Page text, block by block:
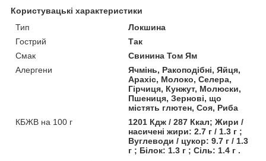
Користувацькi характеристики
Тип
Локшина
Гострий
Так
Смак
Свинина Том Ям
Алергени
Ячмінь, Ракоподібні, Яйця,
Арахіс, Молоко, Селера,
Гірчиця, Кунжут, Молюски,
Пшениця, Зернові, що
містять глютен, Соя, Риба
КБЖВ на 100 г
1201 Кдж / 287 Ккал; Жири /
насичені жири: 2.7 г / 1.3 г ;
Вуглеводи / цукор: 9.7 г / 1.3
г ; Білок: 1.3 г ; Сіль: 1.4 г .